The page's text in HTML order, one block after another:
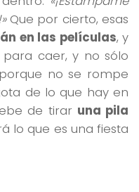
Que por cierto, esas
en las películas, y
caer, y no sólo
no se rompe
de lo que hay en
de tirar una pila
lo que es una fiesta